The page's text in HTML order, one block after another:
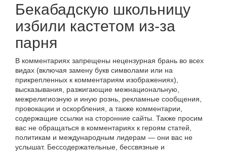
Бекабадскую школьницу
избили кастетом из-за
парня
В комментариях запрещены нецензурная брань во всех
видах (включая замену букв символами или на
прикрепленных к комментариям изображениях),
высказывания, разжигающие межнациональную,
межрелигиозную и иную рознь, рекламные сообщения,
провокации и оскорбления, а также комментарии,
содержащие ссылки на сторонние сайты. Также просим
вас не обращаться в комментариях к героям статей,
политикам и международным лидерам — они вас не
услышат. Бессодержательные, бессвязные и